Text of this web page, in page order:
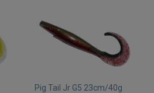
Pig Tail Jr G5 23cm/40g